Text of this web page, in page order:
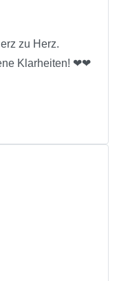
zu Herz.
Klarheiten! ❤❤